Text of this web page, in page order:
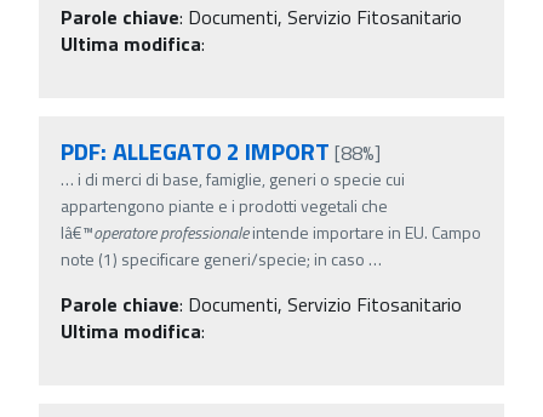
Parole chiave: Documenti, Servizio Fitosanitario
Ultima modifica:
PDF: ALLEGATO 2 IMPORT [88%]
… i di merci di base, famiglie, generi o specie cui
appartengono piante e i prodotti vegetali che
lâ€™operatoreprofessionaleintende importare in EU. Campo
note (1) specificare generi/specie; in caso …
Parole chiave: Documenti, Servizio Fitosanitario
Ultima modifica: